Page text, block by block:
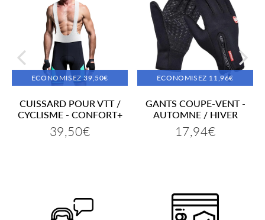
ECONOMISEZ 39,50€
CUISSARD POUR VTT /
CYCLISME - CONFORT+
Prix
39,50€
ECONOMISEZ 11,96€
GANTS COUPE-VENT -
AUTOMNE / HIVER
Prix
17,94€